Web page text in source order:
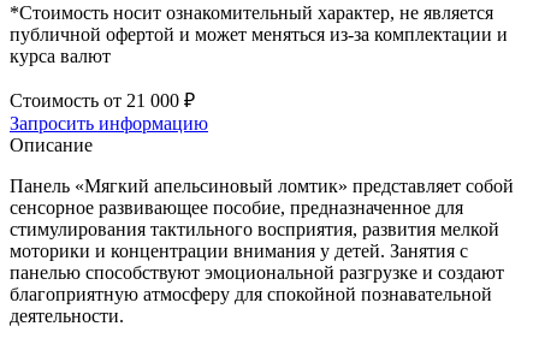
*Стоимость носит ознакомительный характер, не является
публичной офертой и может меняться из-за комплектации и
курса валют
Стоимость от 21 000 ₽
Запросить информацию
Описание
Панель «Мягкий апельсиновый ломтик» представляет собой
сенсорное развивающее пособие, предназначенное для
стимулирования тактильного восприятия, развития мелкой
моторики и концентрации внимания у детей. Занятия с
панелью способствуют эмоциональной разгрузке и создают
благоприятную атмосферу для спокойной познавательной
деятельности.